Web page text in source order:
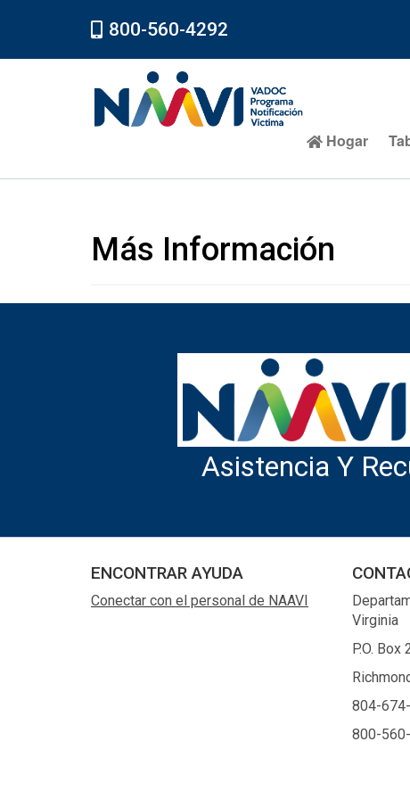
800-560-4292
Hogar
Más Información
Asistencia Y
ENCONTRAR AYUDA
Conectar con el personal de NAAVI
Virginia
P.O. Box
804-
800-